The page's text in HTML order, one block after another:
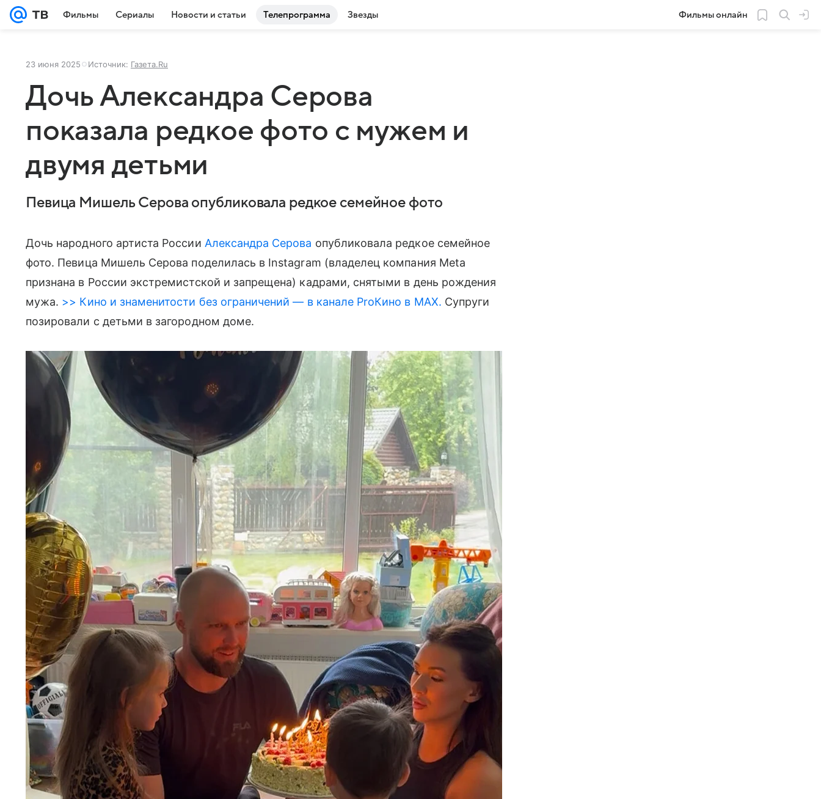
Фильмы Сериалы Новости и статьи Телепрограмма Звезды Фильмы онлайн
23 июня 2025 Источник: Газета.Ru
Дочь Александра Серова
показала редкое фото с мужем и
двумя детьми
Певица Мишель Серова опубликовала редкое семейное фото
Дочь народного артиста России Александра Серова опубликовала редкое семейное
фото. Певица Мишель Серова поделилась в Instagram (владелец компания Meta
признана в России экстремистской и запрещена) кадрами, снятыми в день рождения
мужа. >> Кино и знаменитости без ограничений — в канале ProКино в MAX. Супруги
позировали с детьми в загородном доме.